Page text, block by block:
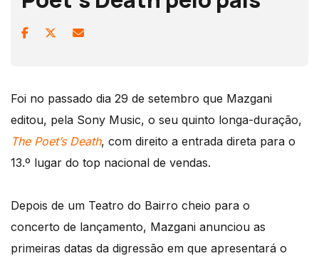
Foi no passado dia 29 de setembro que Mazgani
editou, pela Sony Music, o seu quinto longa-duração,
The Poet’s Death, com direito a entrada direta para o
13.º lugar do top nacional de vendas.
Depois de um Teatro do Bairro cheio para o
concerto de lançamento, Mazgani anunciou as
primeiras datas da digressão em que apresentará o